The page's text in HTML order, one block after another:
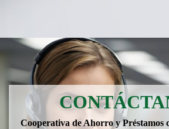
Cooperativa de Ahorro y Préstamos